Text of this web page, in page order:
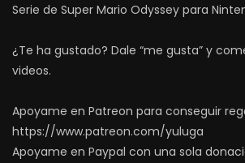
Serie de Super Mario Odyssey para
¿Te ha gustado? Dale “me gusta” y
videos.
Apoyame en Patreon para conseguir
https://www.patreon.com/yuluga
Apoyame en Paypal con una sola